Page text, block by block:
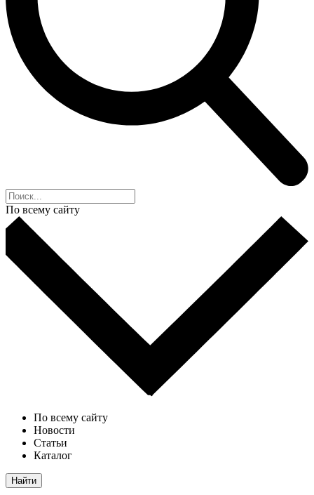
По всему сайту
По всему сайту
Новости
Статьи
Каталог
Найти